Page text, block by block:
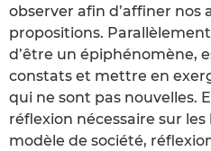
observer afin d’affiner nos
propositions.
d’être un épiphénomène,
constats et mettre en
qui ne sont pas nouvelles.
réflexion nécessaire sur
modèle de société,